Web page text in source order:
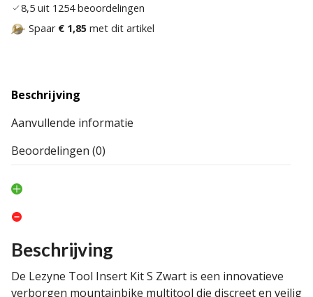
8,5 uit 1254 beoordelingen
Spaar € 1,85 met dit artikel
Beschrijving
Aanvullende informatie
Beoordelingen (0)
Beschrijving
De Lezyne Tool Insert Kit S Zwart is een innovatieve
verborgen mountainbike multitool die discreet en veilig